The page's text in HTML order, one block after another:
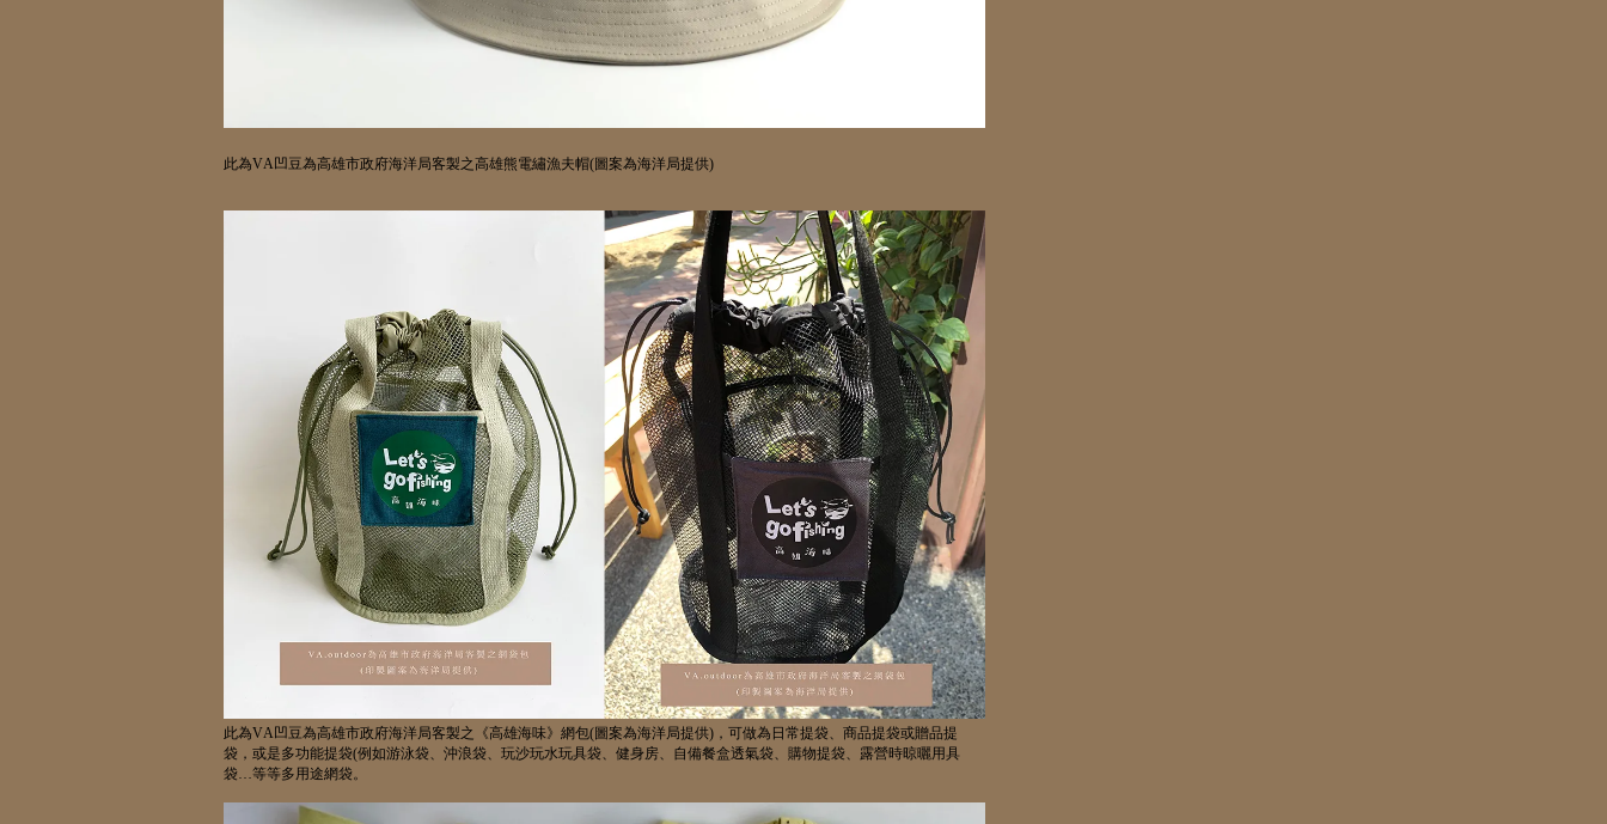
此為VA凹豆為高雄市政府海洋局客製之高雄熊電繡漁夫帽(圖案為海洋局提供)
此為VA凹豆為高雄市政府海洋局客製之《高雄海味》網包(圖案為海洋局提供) ，可做為日常提袋、商品提袋或贈品提
袋，或是多功能提袋(例如游泳袋、沖浪袋、玩沙玩水玩具袋、健身房、自備餐盒透氣袋、購物提袋、露營時晾曬用具
袋
等等多用途網袋。